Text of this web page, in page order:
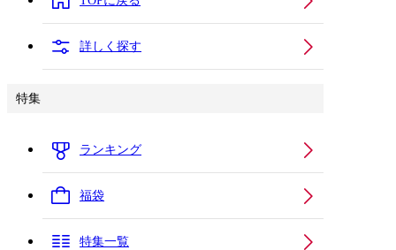
詳しく探す
特集
ランキング
福袋
特集一覧